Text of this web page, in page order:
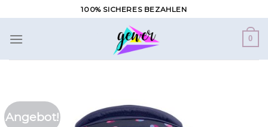
Inhalt
springen
100% SICHERES BEZAHLEN
0
Angebot!